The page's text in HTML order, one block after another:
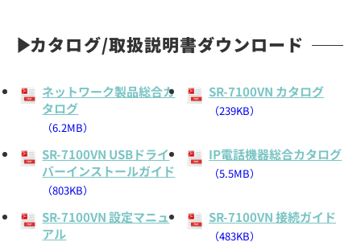
カタログ/取扱説明書ダウンロード
ネットワーク製品総合カ
タログ
（6.2MB）
SR-7100VN カタログ
（239KB）
SR-7100VN USBドライ
バーインストールガイド
（803KB）
IP電話機器総合カタログ
（5.5MB）
SR-7100VN 設定マニュ
アル
SR-7100VN 接続ガイド
（483KB）